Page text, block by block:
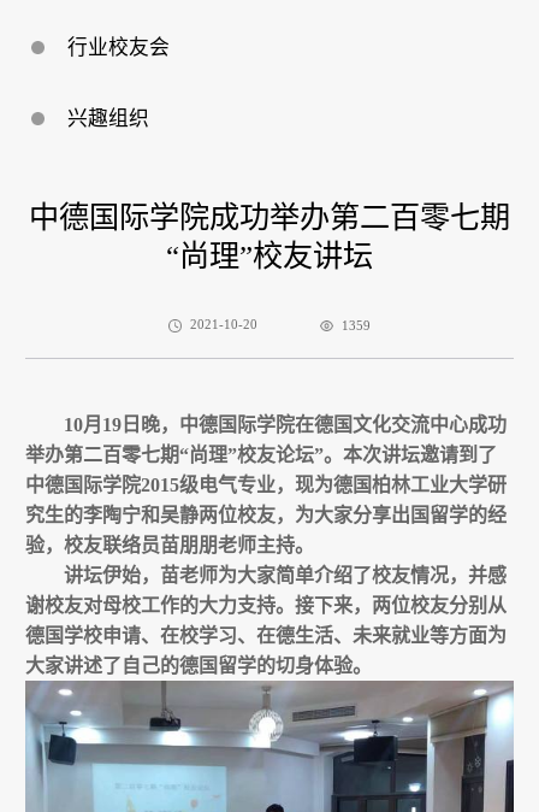
行业校友会
兴趣组织
中德国际学院成功举办第二百零七期
“尚理”校友讲坛
2021-10-20 1359
10月 19 日晚，中德国际学院在德国文化交流中心成功
举办第二百零七期“尚理”校友论坛”。本次讲坛邀请到了
中德国际学院2015级电气专业，现为德国柏林工业大学研
究生的李陶宁和吴静两位校友，为大家分享出国留学的经
验，校友联络员苗朋朋老师主持。
讲坛伊始，苗老师为大家简单介绍了校友情况，并感
谢校友对母校工作的大力支持。接下来，两位校友分别从
德国学校申请、在校学习、在德生活、未来就业等方面为
大家讲述了自己的德国留学的切身体验。